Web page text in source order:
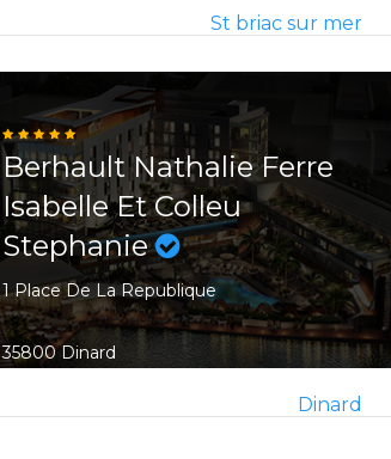
St briac sur mer
Berhault Nathalie Ferre
Isabelle Et Colleu
Stephanie
1 Place De La Republique
35800 Dinard
Dinard